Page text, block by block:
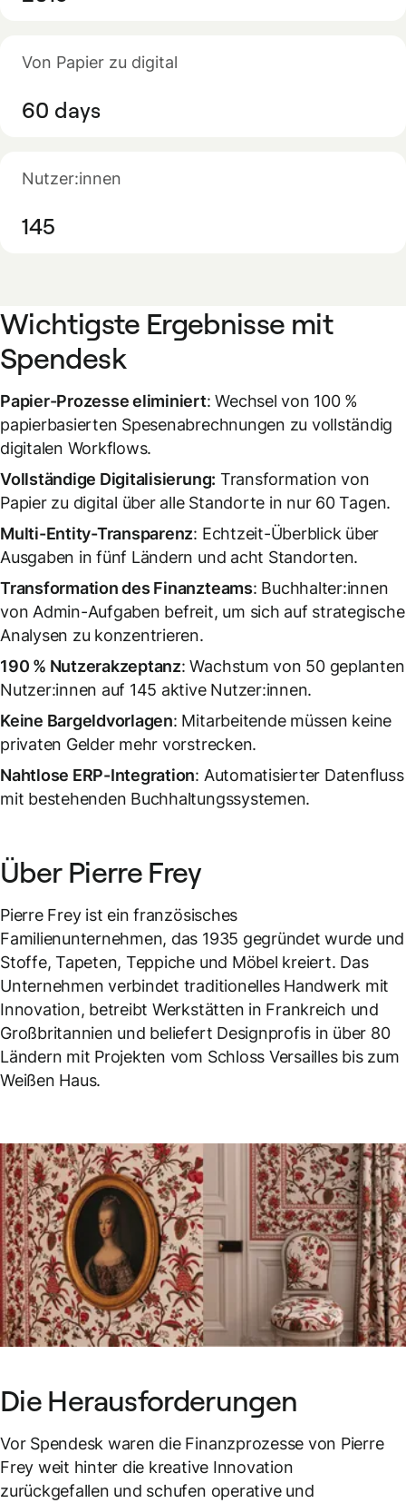
Von Papier zu digital
60 days
Nutzer:innen
145
Wichtigste Ergebnisse mit
Spendesk
Papier-Prozesse eliminiert: Wechsel von 100 %
papierbasierten Spesenabrechnungen zu vollständig
digitalen Workflows.
Vollständige Digitalisierung: Transformation von
Papier zu digital über alle Standorte in nur 60 Tagen.
Multi-Entity-Transparenz: Echtzeit-Überblick über
Ausgaben in fünf Ländern und acht Standorten.
Transformation des Finanzteams: Buchhalter:innen
von Admin-Aufgaben befreit, um sich auf strategische
Analysen zu konzentrieren.
190 % Nutzerakzeptanz: Wachstum von 50 geplanten
Nutzer:innen auf 145 aktive Nutzer:innen.
Keine Bargeldvorlagen: Mitarbeitende müssen keine
privaten Gelder mehr vorstrecken.
Nahtlose ERP-Integration: Automatisierter Datenfluss
mit bestehenden Buchhaltungssystemen.
Über Pierre Frey
Pierre Frey ist ein französisches
Familienunternehmen, das 1935 gegründet wurde und
Stoffe, Tapeten, Teppiche und Möbel kreiert. Das
Unternehmen verbindet traditionelles Handwerk mit
Innovation, betreibt Werkstätten in Frankreich und
Großbritannien und beliefert Designprofis in über 80
Ländern mit Projekten vom Schloss Versailles bis zum
Weißen Haus.
Die Herausforderungen
Vor Spendesk waren die Finanzprozesse von Pierre
Frey weit hinter die kreative Innovation
zurückgefallen und schufen operative und